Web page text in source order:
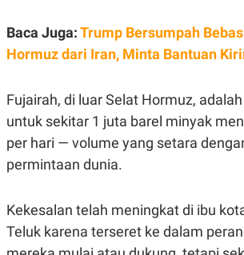
Baca Juga:Trump Bersumpah
Hormuz dari Iran, Minta Bantuan
Fujairah, di luar Selat Hormuz,
untuk sekitar 1 juta barel minyak
per hari — volume yang setara
permintaan dunia.
Kekesalan telah meningkat di ibu
Teluk karena terseret ke dalam